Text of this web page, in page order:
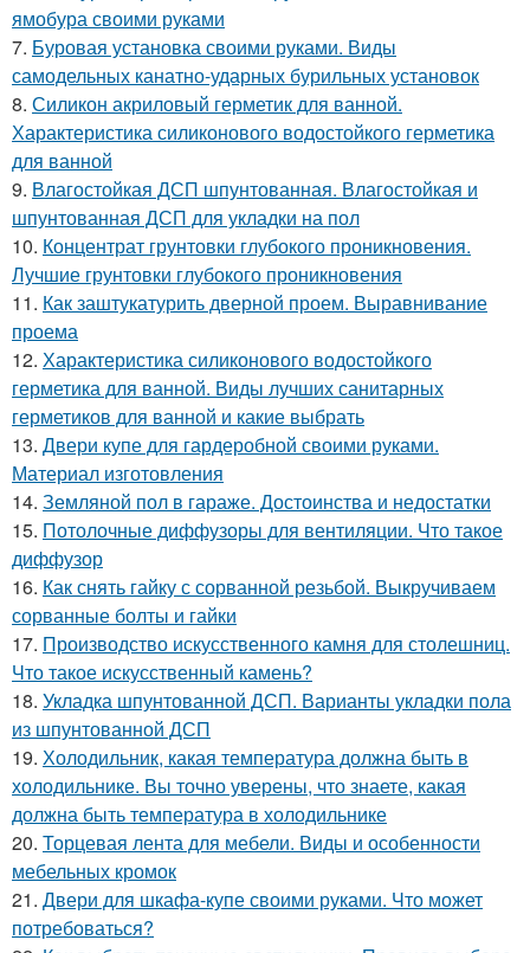
ямобура своими руками
7. Буровая установка своими руками. Виды
самодельных канатно-ударных бурильных установок
8. Силикон акриловый герметик для ванной.
Характеристика силиконового водостойкого герметика
для ванной
9. Влагостойкая ДСП шпунтованная. Влагостойкая и
шпунтованная ДСП для укладки на пол
10. Концентрат грунтовки глубокого проникновения.
Лучшие грунтовки глубокого проникновения
11. Как заштукатурить дверной проем. Выравнивание
проема
12. Характеристика силиконового водостойкого
герметика для ванной. Виды лучших санитарных
герметиков для ванной и какие выбрать
13. Двери купе для гардеробной своими руками.
Материал изготовления
14. Земляной пол в гараже. Достоинства и недостатки
15. Потолочные диффузоры для вентиляции. Что такое
диффузор
16. Как снять гайку с сорванной резьбой. Выкручиваем
сорванные болты и гайки
17. Производство искусственного камня для столешниц.
Что такое искусственный камень?
18. Укладка шпунтованной ДСП. Варианты укладки пола
из шпунтованной ДСП
19. Холодильник, какая температура должна быть в
холодильнике. Вы точно уверены, что знаете, какая
должна быть температура в холодильнике
20. Торцевая лента для мебели. Виды и особенности
мебельных кромок
21. Двери для шкафа-купе своими руками. Что может
потребоваться?